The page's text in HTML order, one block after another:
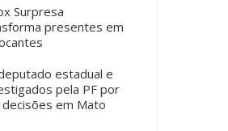
Surpresa
presentes em
estadual e
pela PF por
em Mato